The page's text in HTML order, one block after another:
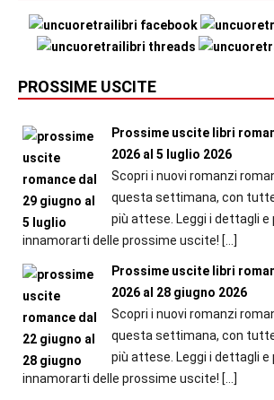
PROSSIME USCITE
Prossime uscite libri
2026 al 5 luglio 2026
Scopri i nuovi romanzi
questa settimana, con
più attese. Leggi i dettagli e
innamorarti delle prossime uscite! […]
Prossime uscite libri
2026 al 28 giugno 2026
Scopri i nuovi romanzi
questa settimana, con
più attese. Leggi i dettagli e
innamorarti delle prossime uscite! […]